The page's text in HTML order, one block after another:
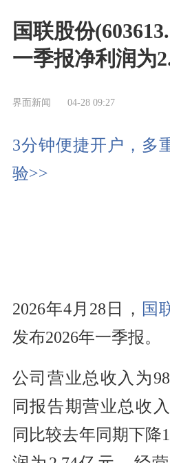
国联股份
一季报净利润为
界面新闻 04-28 09:27
3分钟便捷开户，多
验>>
2026年4月28日， 国
发布2026年一季报。
公司营业总收入为
同报告期营业总收
同比较去年同期下降